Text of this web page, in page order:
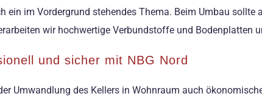
im Vordergrund stehendes Thema. Beim Umbau sollte
wir hochwertige Verbundstoffe und Bodenplatten
und sicher mit NBG Nord
Umwandlung des Kellers in Wohnraum auch